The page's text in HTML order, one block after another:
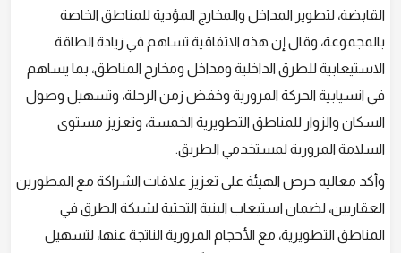
القابضة، لتطوير المداخل والمخارج المؤدية للمناطق الخاصة
بالمجموعة، وقال إن هذه الاتفاقية تساهم في زيادة الطاقة
الاستيعابية للطرق الداخلية ومداخل ومخارج المناطق، بما يساهم
في انسيابية الحركة المرورية وخفض زمن الرحلة، وتسهيل وصول
السكان والزوار للمناطق التطويرية الخمسة، وتعزيز مستوى
السلامة المرورية لمستخدمي الطريق.
وأكد معاليه حرص الهيئة على تعزيز علاقات الشراكة مع المطورين
العقاريين، لضمان استيعاب البنية التحتية لشبكة الطرق في
المناطق التطويرية، مع الأحجام المرورية الناتجة عنها، لتسهيل